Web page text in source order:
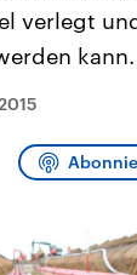
Podcasts
verlegt
kann.